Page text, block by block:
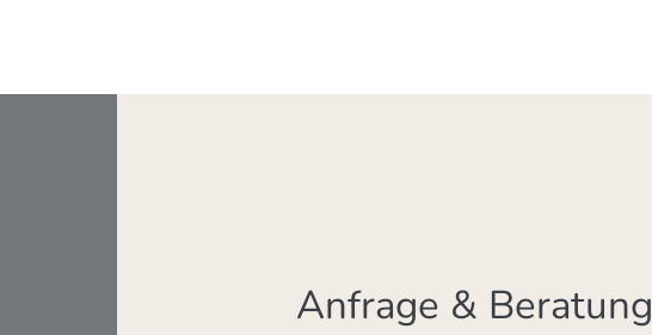
Anfrage & Beratung